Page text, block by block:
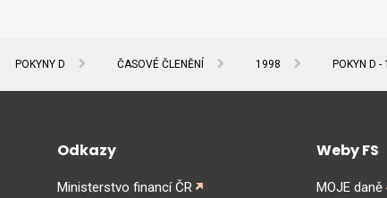
POKYNY D ČASOVÉ ČLENĚNÍ 1998 POKYN D -
Odkazy
Ministerstvo financí ČR
Weby FS
MOJE daně